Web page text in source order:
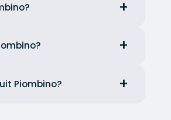
Piombino?